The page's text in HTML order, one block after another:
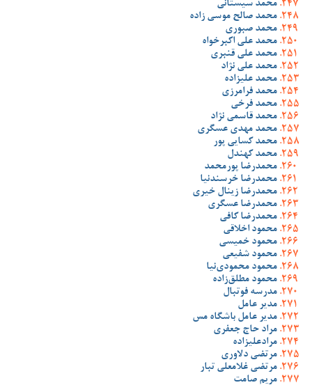
محمد سیستانی
محمد صالح موسی زاده
محمد صبوری
محمد علی اکبرخواه
محمد علی قنبری
محمد علی نژاد
محمد علیزاده
محمد فرامرزی
محمد فرخی
محمد قاسمی نژاد
محمد مهدی عسگری
محمد کسایی پور
محمد کهندل
محمدرضا پورمحمد
محمدرضا خرسندنیا
محمدرضا زینال خیری
محمدرضا عسگری
محمدرضا کافی
محمود اخلاقی
محمود خمیسی
محمود شفیعی
محمود محمودی‌نیا
محمود مطلق‌زاده
مدرسه فوتبال
مدیر عامل
مدیر عامل باشگاه مس
مراد حاج جعفری
مرادعلیزاده
مرتضی دلاوری
مرتضی غلامعلی تبار
مریم صامت